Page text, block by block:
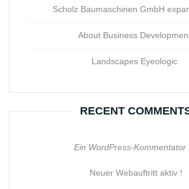
Scholz Baumaschinen GmbH
About Business
Landscapes Eyeologic
RECENT
Ein WordPress-Kommentator
Neuer Webauftritt aktiv !